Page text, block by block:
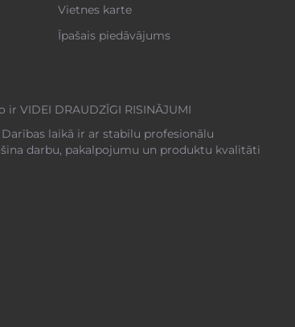
Vietnes karte
Īpašais piedāvājums
ir VIDEI DRAUDZĪGI RISINĀJUMI
laikā ir ar stabilu profesionālu
darbu, pakalpojumu un produktu kvalitāti